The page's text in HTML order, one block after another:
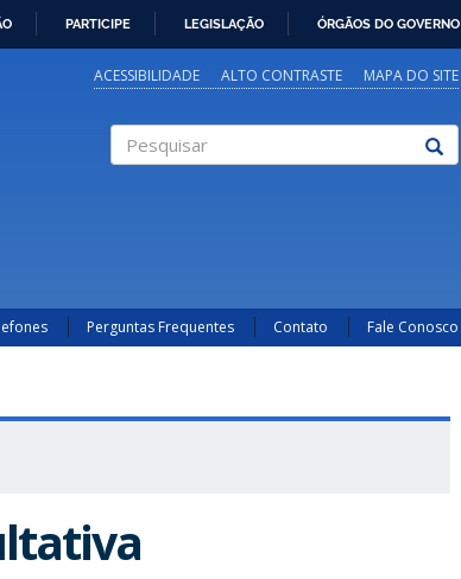
PARTICIPE LEGISLAÇÃO ÓRGÃOS DO GOVERNO
ACESSIBILIDADE ALTO CONTRASTE MAPA DO SITE
Perguntas Frequentes Contato Fale Conosco